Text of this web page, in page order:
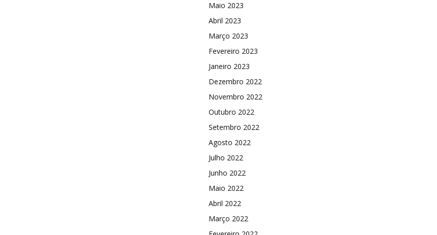
Maio 2023
Abril 2023
Março 2023
Fevereiro 2023
Janeiro 2023
Dezembro 2022
Novembro 2022
Outubro 2022
Setembro 2022
Agosto 2022
Julho 2022
Junho 2022
Maio 2022
Abril 2022
Março 2022